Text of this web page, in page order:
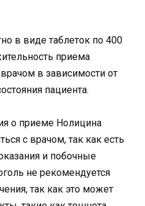
в виде таблеток по 400
приема
в зависимости от
пациента.
о приеме Нолицина
с врачом, так как есть
и побочные
не рекомендуется
так как это может